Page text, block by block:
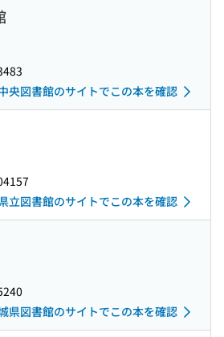
央図書館のサイトでこの本を確認
立図書館のサイトでこの本を確認
県図書館のサイトでこの本を確認